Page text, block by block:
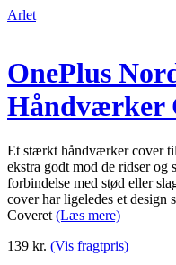
Arlet
OnePlus
Håndværker
Et stærkt håndværker cover
ekstra godt mod de ridser og
forbindelse med stød eller
cover har ligeledes et design
Coveret (Læs mere)
139 kr. (Vis fragtpris)